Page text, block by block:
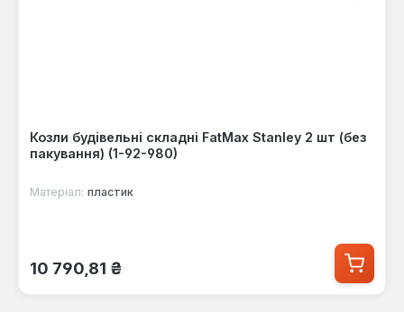
Козли будівельні складні FatMax Stanley 2 шт (без
пакування) (1-92-980)
Матеріал: пластик
Звичайна ціна:
10 790,81 ₴